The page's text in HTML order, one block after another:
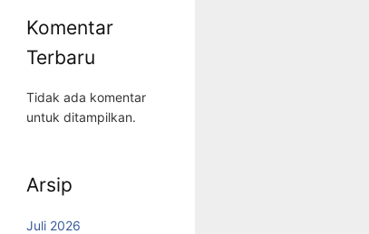
Komentar
Terbaru
Tidak ada komentar
untuk ditampilkan.
Arsip
Juli 2026